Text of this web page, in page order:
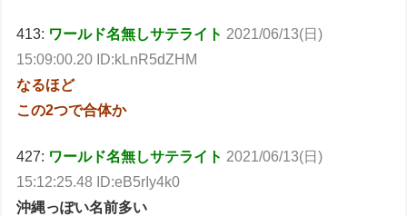
413: ワールド名無しサテライト 2021/06/13(日)
15:09:00.20 ID:kLnR5dZHM
なるほど
この2つで合体か
427: ワールド名無しサテライト 2021/06/13(日)
15:12:25.48 ID:eB5rIy4k0
沖縄っぽい名前多い